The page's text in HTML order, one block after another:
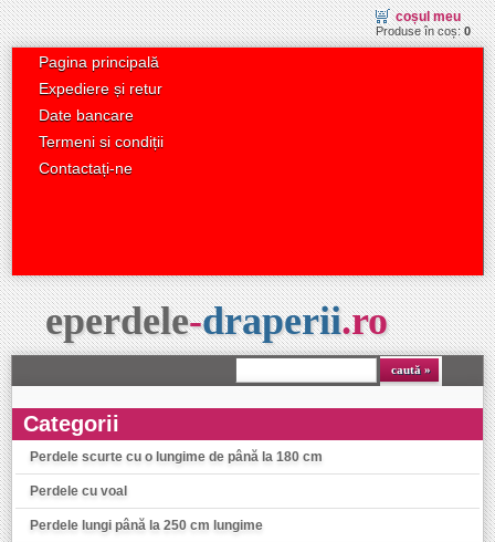
coșul meu
Produse în coș:0
Pagina principală
Expediere și retur
Date bancare
Termeni si condiții
Contactați-ne
eperdele-draperii.ro
Categorii
Perdele scurte cu o lungime de până la 180 cm
Perdele cu voal
Perdele lungi până la 250 cm lungime